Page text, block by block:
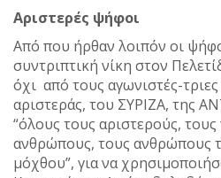
Αριστερές ψήφοι
Από που ήρθαν λοιπόν οι
συντριπτική νίκη στον
όχι από τους αγωνιστές-
αριστεράς, του ΣΥΡΙΖΑ, της
“όλους τους αριστερούς,
ανθρώπους, τους ανθρώπους
μόχθου”, για να